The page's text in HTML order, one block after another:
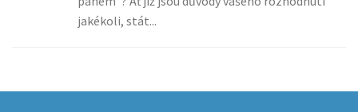
jakékoli, stát...